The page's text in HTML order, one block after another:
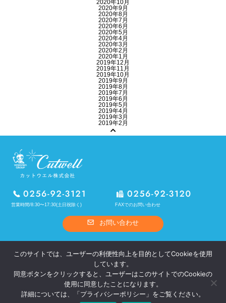
2020年10月
2020年9月
2020年8月
2020年7月
2020年6月
2020年5月
2020年4月
2020年3月
2020年2月
2020年1月
2019年12月
2019年11月
2019年10月
2019年9月
2019年8月
2019年7月
2019年6月
2019年5月
2019年4月
2019年3月
2019年2月
営業時間/8:30〜17:30(土日祝除く) FAXでのお問い合わせ
お問い合わせ
熱処理
OEM製品
設備概要
採用情報
お問い合わせ
プライバシーポリシー サイトポリシー
このサイトでは、ユーザーの利便性向上を目的としてCookieを使用
しています。
同意ボタンをクリックすると、ユーザーはこのサイトでのCookieの
使用に同意したことになります。
詳細については、「プライバシーポリシー 」をご覧ください。